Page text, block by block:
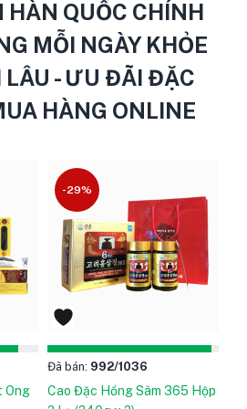
HÀN QUỐC CHÍNH
MỖI NGÀY KHỎE
LÂU - ƯU ĐÃI ĐẶC
HÀNG ONLINE
Ong
-29%
Đã bán: 992/1036
Cao Đặc Hồng Sâm 365 Hộp